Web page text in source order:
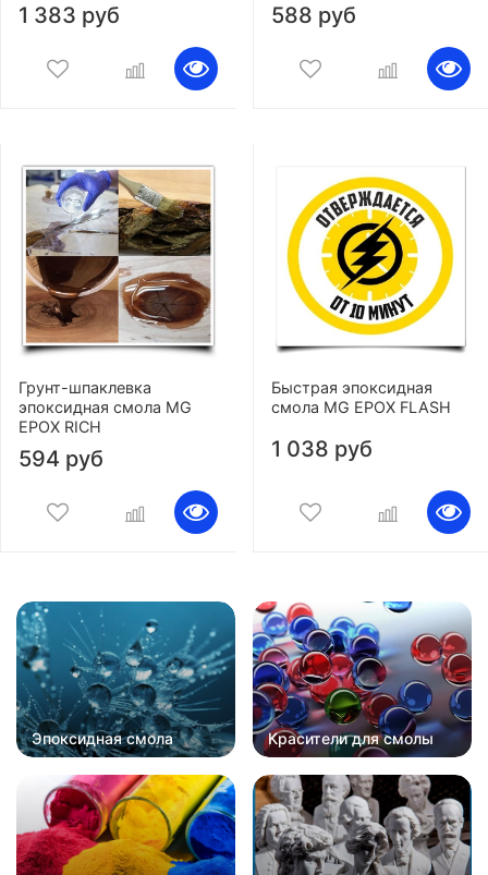
1 383 руб 588 руб
Грунт-шпаклевка
эпоксидная смола MG
EPOX RICH
594 руб
Быстрая эпоксидная
смола MG EPOX FLASH
1 038 руб
Эпоксидная смола Красители для смолы